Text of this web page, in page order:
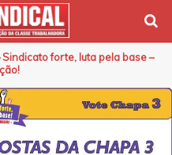
forte, luta pela base –